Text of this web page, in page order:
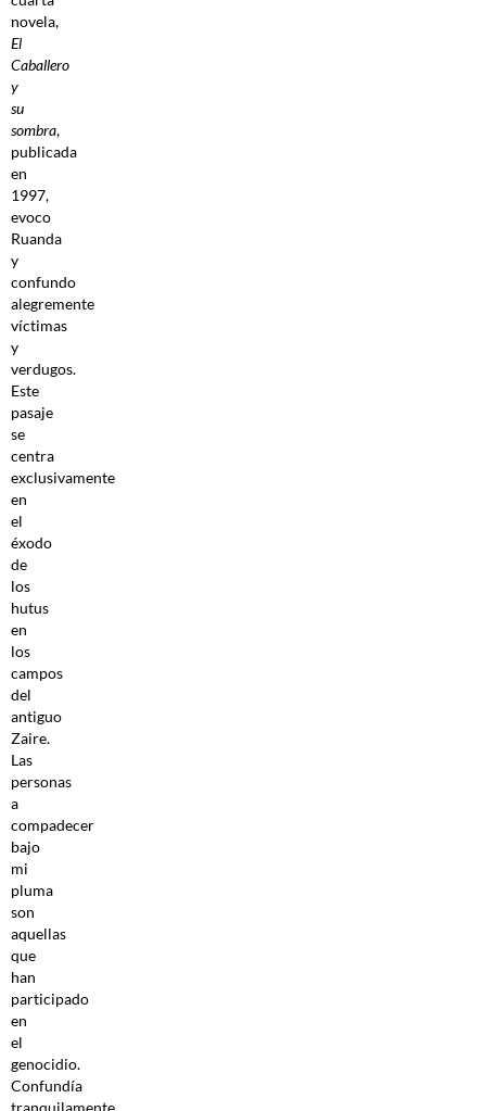
novela,
El
Caballero
y
su
sombra,
publicada
en
1997,
evoco
Ruanda
y
confundo
alegremente
víctimas
y
verdugos.
Este
pasaje
se
centra
exclusivamente
en
el
éxodo
de
los
hutus
en
los
campos
del
antiguo
Zaire.
Las
personas
a
compadecer
bajo
mi
pluma
son
aquellas
que
han
participado
en
el
genocidio.
Confundía
tranquilamente